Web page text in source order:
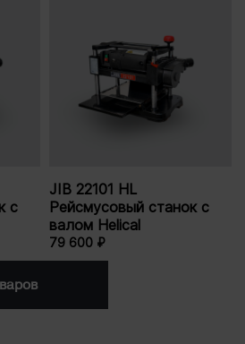
с
JIB 22101 HL
Рейсмусовый станок с
валом Helical
79 600 ₽